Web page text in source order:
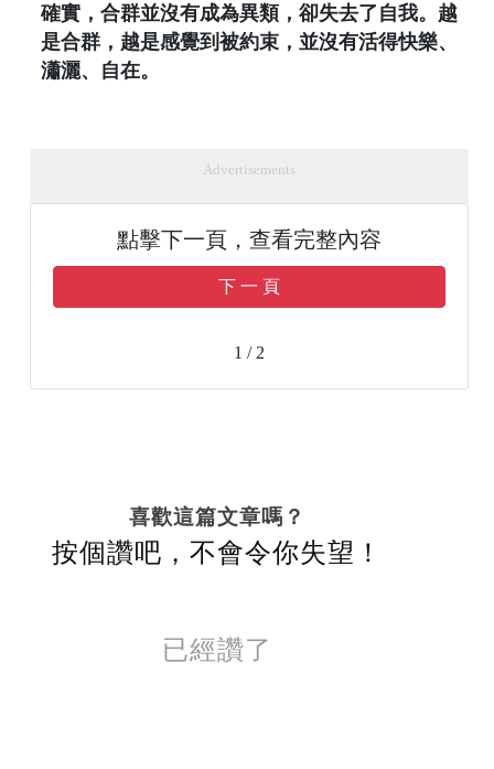
確實，合群並沒有成為異類，卻失去了自我。越
是合群，越是感覺到被約束，並沒有活得快樂、
瀟灑、自在。
Advertisements
點擊下一頁，查看完整內容
下 一 頁
1 / 2
喜歡這篇文章嗎？
按個讚吧，不會令你失望！
已經讚了